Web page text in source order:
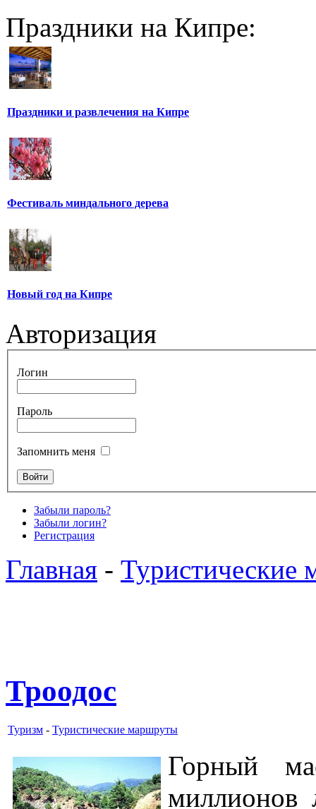
Праздники на Кипре:
Праздники и развлечения на Кипре
Фестиваль миндального дерева
Новый год на Кипре
Авторизация
Логин
Пароль
Запомнить меня
Забыли пароль?
Забыли логин?
Регистрация
Главная - Туристические
Троодос
Туризм - Туристические маршруты
Горный
миллионов